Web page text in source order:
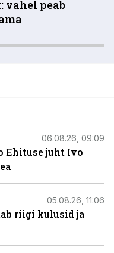
vahel peab
06.08.26, 09:09
Ehituse juht Ivo
05.08.26, 11:06
riigi kulusid ja